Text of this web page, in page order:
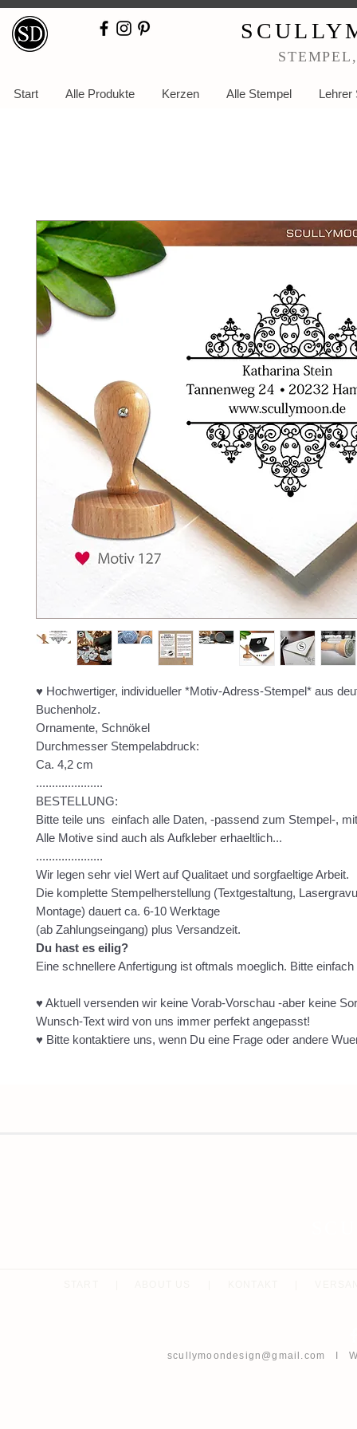
Start Alle Produkte Kerzen Alle Stempel Lehrer
♥ Hochwertiger, individueller *Motiv-Adress-Stempel* aus
Buchenholz.
Ornamente, Schnökel
Durchmesser Stempelabdruck:
Ca. 4,2 cm
.....................
BESTELLUNG:
Bitte teile uns einfach alle Daten, -passend zum Stempel-,
Alle Motive sind auch als Aufkleber erhaeltlich...
.....................
Wir legen sehr viel Wert auf Qualitaet und sorgfaeltige Arbeit.
Die komplette Stempelherstellung (Textgestaltung,
Montage) dauert ca. 6-10 Werktage
(ab Zahlungseingang) plus Versandzeit.
Du hast es eilig?
Eine schnellere Anfertigung ist oftmals moeglich. Bitte
♥ Aktuell versenden wir keine Vorab-Vorschau -aber keine
Wunsch-Text wird von uns immer perfekt angepasst!
♥ Bitte kontaktiere uns, wenn Du eine Frage oder andere
scullymoondesign@gmail.com I